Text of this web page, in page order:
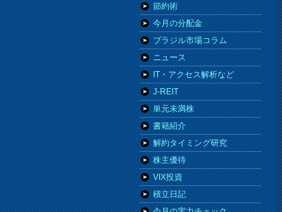
節約術
今月の分配金
ブラジル市場コラム
ニュース
IT・アクセス解析など
J-REIT
単元未満株
書籍紹介
解約タイミング研究
株主優待
VIX投資
積立日記